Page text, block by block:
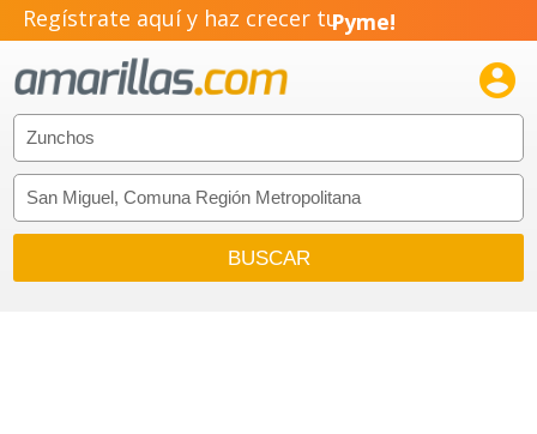
Regístrate aquí y haz crecer tuPyme!
Emprendimiento!
